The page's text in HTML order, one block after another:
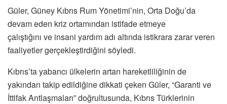
Güler, Güney Kıbrıs Rum Yönetimi’nin, Orta Doğu’da
devam eden kriz ortamından istifade etmeye
çalıştığını ve insani yardım adı altında istikrara zarar veren
faaliyetler gerçekleştirdiğini söyledi.
Kıbrıs’ta yabancı ülkelerin artan hareketliliğinin de
yakından takip edildiğine dikkati çeken Güler, “Garanti ve
İttifak Antlaşmaları” doğrultusunda, Kıbrıs Türklerinin